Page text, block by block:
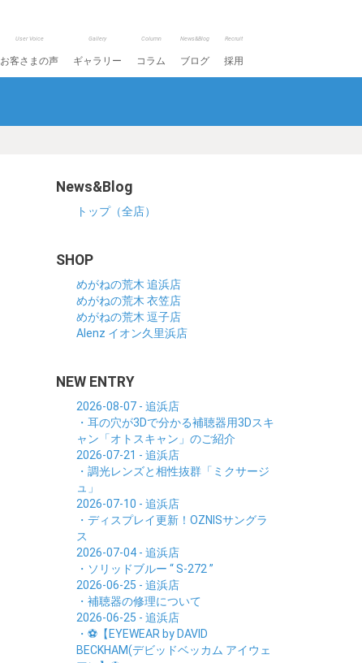
User Voice
お客さまの声
Gallery
ギャラリー
Column
コラム
News&Blog
ブログ
Recruit
採用
News&Blog
トップ（全店）
SHOP
めがねの荒木 追浜店
めがねの荒木 衣笠店
めがねの荒木 逗子店
Alenz イオン久里浜店
NEW ENTRY
2026-08-07 - 追浜店
・耳の穴が3Dで分かる補聴器用3Dスキ
ャン「オトスキャン」のご紹介
2026-07-21 - 追浜店
・調光レンズと相性抜群「ミクサージ
ュ」
2026-07-10 - 追浜店
・ディスプレイ更新！OZNISサングラ
ス
2026-07-04 - 追浜店
・ソリッドブルー “ S-272 ”
2026-06-25 - 追浜店
・補聴器の修理について
2026-06-25 - 追浜店
・⚽【EYEWEAR by DAVID
BECKHAM(デビッドベッカム アイウェ